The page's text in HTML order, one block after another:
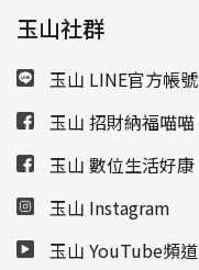
玉山社群
玉山 LINE官方帳號
玉山 招財納福喵喵
玉山 數位生活好康
玉山 Instagram
玉山 YouTube頻道